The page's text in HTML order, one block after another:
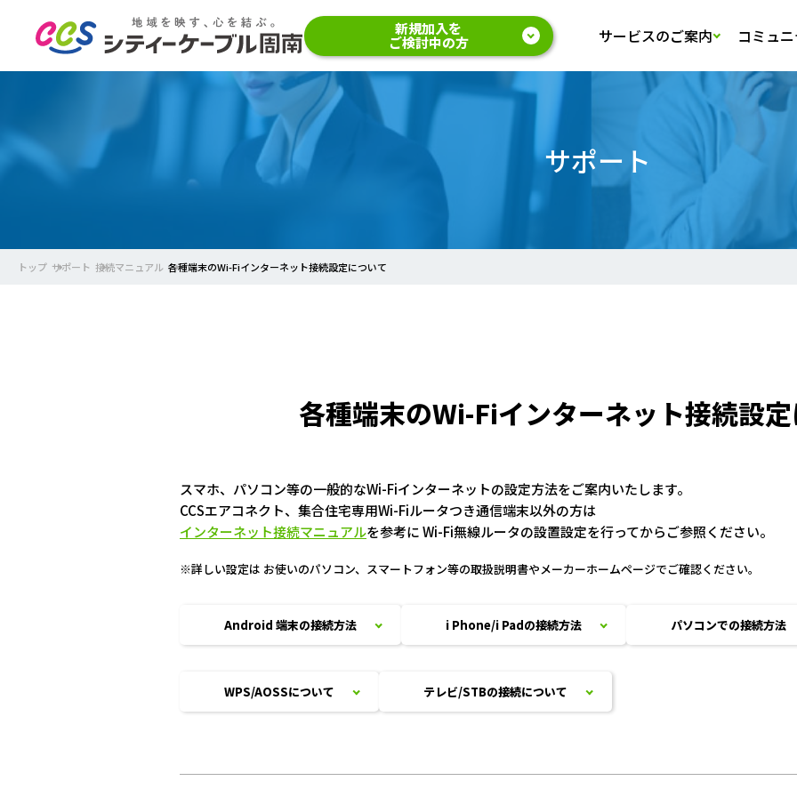
新規加入を
ご検討中の方 サービスのご案内 コミュ
サポート
トップ サポート 接続マニュアル 各種端末のWi-Fiインターネット接続設定について
各種端末のWi-Fiインターネット接続設
スマホ、パソコン等の一般的なWi-Fiインターネットの設定方法をご案内いたします。
CCSエアコネクト、集合住宅専用Wi-Fiルータつき通信端末以外の方は
インターネット接続マニュアルを参考に Wi-Fi無線ルータの設置設定を行ってからご参照ください。
※詳しい設定は お使いのパソコン、スマートフォン等の取扱説明書やメーカーホームページでご確認ください。
Android 端末の接続方法 i Phone/i Padの接続方法 パソコンでの接続方法
WPS/AOSSについて テレビ/STBの接続について